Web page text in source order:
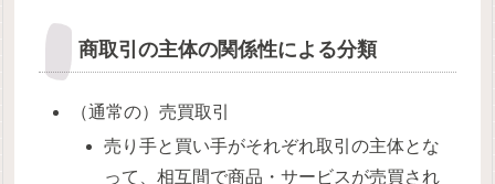
商取引の主体の関係性による分類
（通常の）売買取引
売り手と買い手がそれぞれ取引の主体とな
って、相互間で商品・サービスが売買され